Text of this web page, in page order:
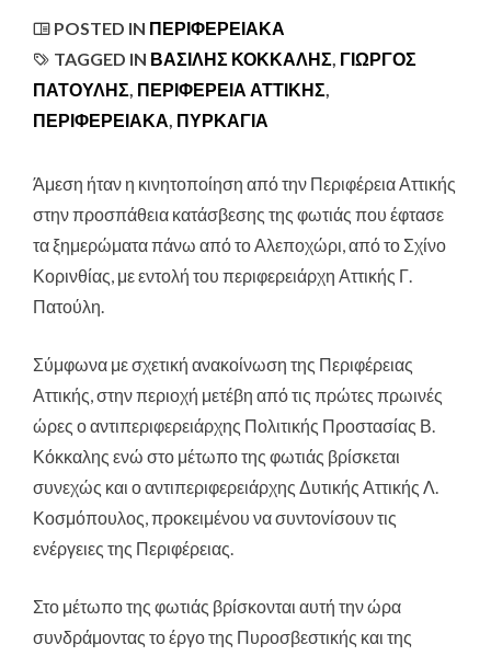
POSTED IN ΠΕΡΙΦΕΡΕΙΑΚΆ
TAGGED IN ΒΑΣΊΛΗΣ ΚΌΚΚΑΛΗΣ, ΓΙΩΡΓΟΣ
ΠΑΤΟΥΛΗΣ, ΠΕΡΙΦΕΡΕΙΑ ΑΤΤΙΚΗΣ,
ΠΕΡΙΦΕΡΕΙΑΚΑ, ΠΥΡΚΑΓΙΆ
Άμεση ήταν η κινητοποίηση από την Περιφέρεια Αττικής
στην προσπάθεια κατάσβεσης της φωτιάς που έφτασε
τα ξημερώματα πάνω από το Αλεποχώρι, από το Σχίνο
Κορινθίας, με εντολή του περιφερειάρχη Αττικής Γ.
Πατούλη.
Σύμφωνα με σχετική ανακοίνωση της Περιφέρειας
Αττικής, στην περιοχή μετέβη από τις πρώτες πρωινές
ώρες ο αντιπεριφερειάρχης Πολιτικής Προστασίας Β.
Κόκκαλης ενώ στο μέτωπο της φωτιάς βρίσκεται
συνεχώς και ο αντιπεριφερειάρχης Δυτικής Αττικής Λ.
Κοσμόπουλος, προκειμένου να συντονίσουν τις
ενέργειες της Περιφέρειας.
Στο μέτωπο της φωτιάς βρίσκονται αυτή την ώρα
συνδράμοντας το έργο της Πυροσβεστικής και της